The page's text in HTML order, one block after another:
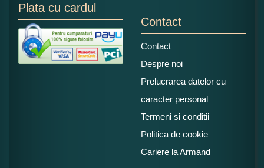
Plata cu cardul
Contact
Contact
Despre noi
Prelucrarea datelor cu
caracter personal
Termeni si conditii
Politica de cookie
Cariere la Armand